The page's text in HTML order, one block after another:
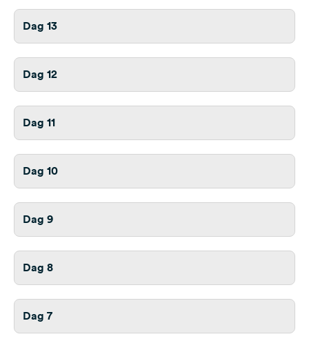
Dag 13
Dag 12
Dag 11
Dag 10
Dag 9
Dag 8
Dag 7